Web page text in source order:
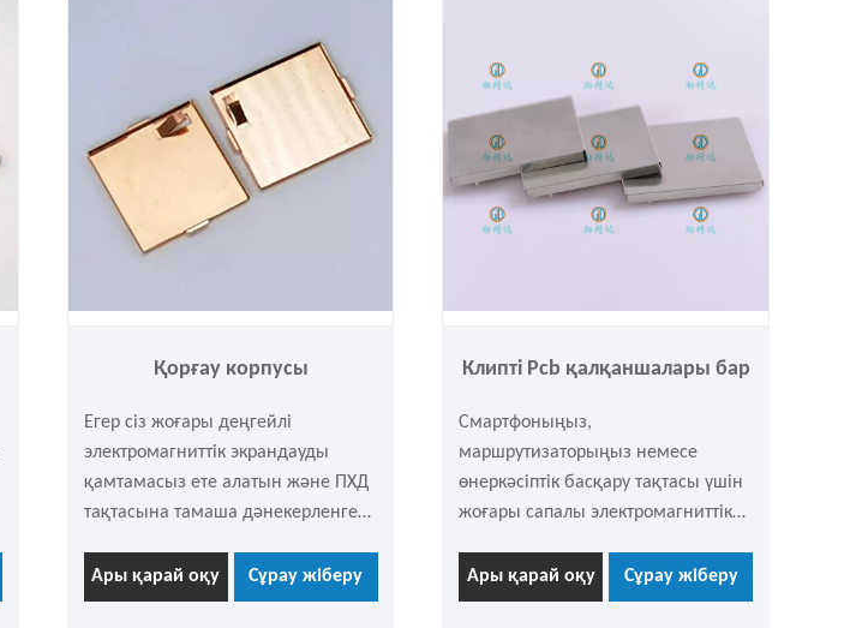
Қорғау корпусы
Егер сіз жоғары деңгейлі
электромагниттік экрандауды
қамтамасыз ете алатын және ПХД
тақтасына тамаша дәнекерленген
өнеркәсіптік контроллерлерге
немесе тұрмыстық электроникаға
Ары қарай оқу Сұрау жіберу
Клипті Pcb қалқаншалары бар
Смартфоныңыз,
маршрутизаторыңыз немесе
өнеркәсіптік басқару тақтасы үшін
жоғары сапалы электромагниттік
орнату және жөндеу оңай болатын
қорғаныс қақпағын іздесеңіз?
Ары қарай оқу Сұрау жіберу